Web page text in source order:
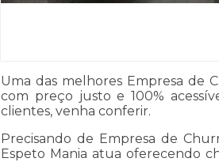
Uma das melhores Empresa de
com preço justo e 100%
clientes, venha conferir.
Precisando de Empresa de
Espeto Mania atua oferecendo